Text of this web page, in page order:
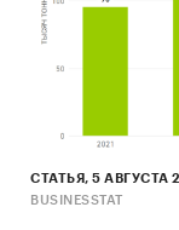
Данные
числе
тарифам
службы
СТАТЬЯ, 5 АВГУСТА
BUSINESSTAT